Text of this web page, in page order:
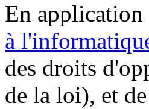
En application
à
des droits
de la loi), et